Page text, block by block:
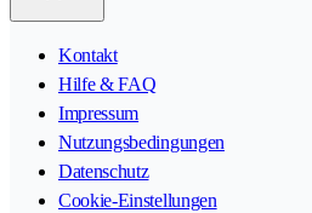
Kontakt
Hilfe & FAQ
Impressum
Nutzungsbedingungen
Datenschutz
Cookie-Einstellungen